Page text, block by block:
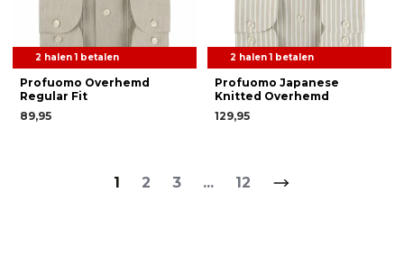
2 halen 1 betalen
Profuomo Overhemd
Regular Fit
89,95
2 halen 1 betalen
Profuomo Japanese
Knitted Overhemd
129,95
1 2 3 ... 12